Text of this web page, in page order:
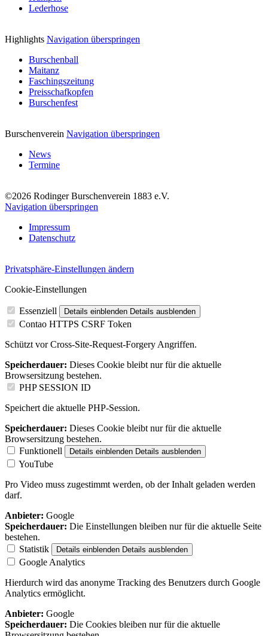
Lederhose
Highlights Navigation überspringen
Burschenball
Maitanz
Faschingszeitung
Preisschafkopfen
Burschenfest
Burschenverein Navigation überspringen
News
Termine
©2026 Rodinger Burschenverein 1883 e.V.
Navigation überspringen
Impressum
Datenschutz
Privatsphäre-Einstellungen ändern
Cookie-Einstellungen
Essenziell Details einblenden Details ausblenden
Contao HTTPS CSRF Token
Schützt vor Cross-Site-Request-Forgery Angriffen.
Speicherdauer: Dieses Cookie bleibt nur für die aktuelle
Browsersitzung bestehen.
PHP SESSION ID
Speichert die aktuelle PHP-Session.
Speicherdauer: Dieses Cookie bleibt nur für die aktuelle
Browsersitzung bestehen.
Funktionell
Details einblenden Details ausblenden
YouTube
Pro Video muss zugestimmt werden, ob der Inhalt geladen werden
darf.
Anbieter: Google
Speicherdauer: Die Einstellungen bleiben nur für die aktuelle Seite
bestehen.
Statistik
Details einblenden Details ausblenden
Google Analytics
Hierdurch wird das anonyme Tracking des Benutzers durch Google
Analytics ermöglicht.
Anbieter: Google
Speicherdauer: Die Cookies bleiben nur für die aktuelle